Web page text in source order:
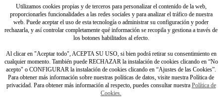
Utilizamos cookies propias y de terceros para personalizar el contenido de la web,
proporcionarles funcionalidades a las redes sociales y para analizar el tráfico de nuestra
web. Puede aceptar el uso de esta tecnología o administrar su configuración y poder
rechazarla, y así controlar completamente qué información se recopila y gestiona a través de
los botones habilitados al efecto.
Al clicar en "Aceptar todo", ACEPTA SU USO, si bien podrá retirar su consentimiento en
cualquier momento. También puede RECHAZAR la instalación de cookies clicando en “No
acepto" o CONFIGURAR la instalación de cookies clicando en “Ajustes de las Cookies”.
Para obtener más información sobre nuestras políticas de datos, visite nuestra Política de
privacidad. Para obtener más información al respecto, puedes consultar nuestra Política de
Cookies.